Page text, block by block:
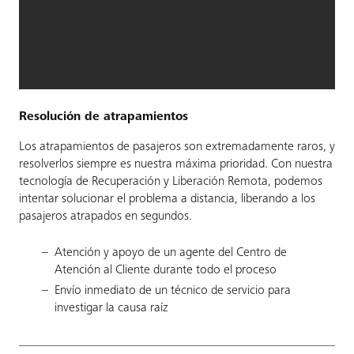
Resolución de atrapamientos
Los atrapamientos de pasajeros son extremadamente raros, y
resolverlos siempre es nuestra máxima prioridad. Con nuestra
tecnología de Recuperación y Liberación Remota, podemos
intentar solucionar el problema a distancia, liberando a los
pasajeros atrapados en segundos.
Atención y apoyo de un agente del Centro de
Atención al Cliente durante todo el proceso
Envío inmediato de un técnico de servicio para
investigar la causa raíz